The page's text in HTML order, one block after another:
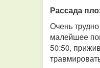
Рассада
Очень
малейшее
50:50,